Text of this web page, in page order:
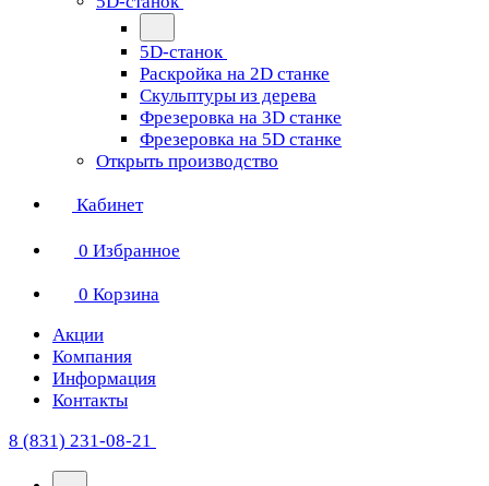
5D-станок
Раскройка на 2D станке
Скульптуры из дерева
Фрезеровка на 3D станке
Фрезеровка на 5D станке
Открыть производство
Кабинет
0 Избранное
0 Корзина
Акции
Компания
Информация
Контакты
8 (831) 231-08-21